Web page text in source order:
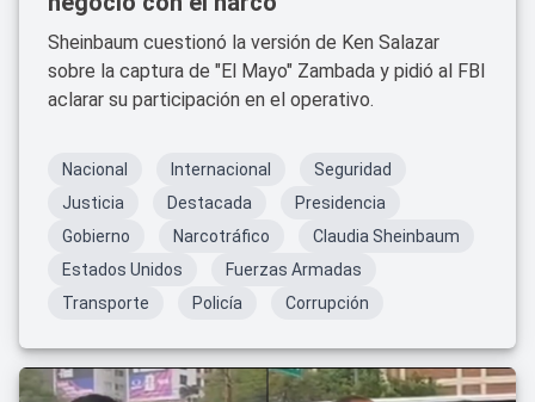
Sheinbaum cuestionó la versión de Ken Salazar
sobre la captura de "El Mayo" Zambada y pidió al FBI
aclarar su participación en el operativo.
Nacional Internacional
Seguridad
Justicia
Destacada
Presidencia
Gobierno
Narcotráfico
Claudia Sheinbaum
Estados Unidos
Fuerzas Armadas
Transporte
Policía Corrupción